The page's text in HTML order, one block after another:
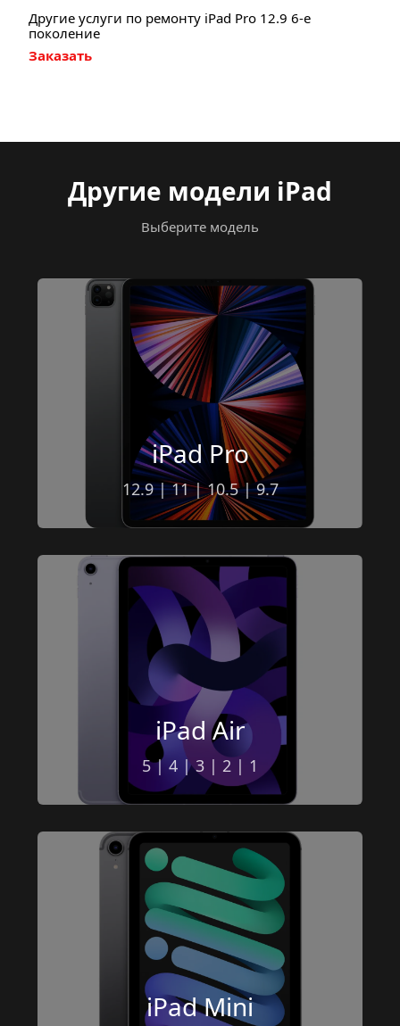
Другие услуги по ремонту iPad Pro 12.9 6-е
поколение
Заказать
Другие модели iPad
Выберите модель
iPad Pro
12.9 | 11 | 10.5 | 9.7
iPad Air
5 | 4 | 3 | 2 | 1
iPad Mini